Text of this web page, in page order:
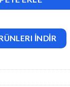
İNDİR